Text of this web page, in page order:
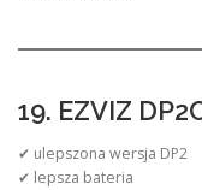
19. EZVIZ
✔ ulepszona wersja DP2
✔ lepsza bateria